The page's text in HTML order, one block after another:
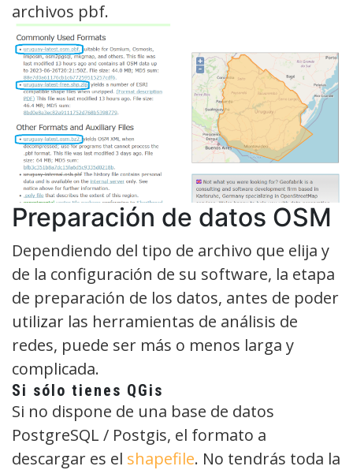
archivos pbf.
Preparación de datos OSM
Dependiendo del tipo de archivo que elija y
de la configuración de su software, la etapa
de preparación de los datos, antes de poder
utilizar las herramientas de análisis de
redes, puede ser más o menos larga y
complicada.
Si sólo tienes QGis
Si no dispone de una base de datos
PostgreSQL / Postgis, el formato a
descargar es el shapefile. No tendrás toda la